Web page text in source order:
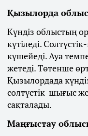
Қызылорда
Күндіз облыстың
күтіледі.
күшейеді. Ауа
жетеді. Төтенше
Қызылордада
солтүстік-шығыс
сақталады.
Маңғыстау